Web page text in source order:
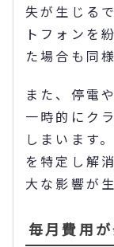
失が生じる
トフォンを
た場合も同様
また、停電
一時的にク
しまいます
を特定し解
大な影響が
毎月費用